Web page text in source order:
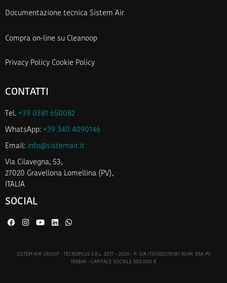
Documentazione tecnica Sistem Air
Compra on-line su Cleanoop
Privacy Policy Cookie Policy
CONTATTI
Tel. +39 0381 650082
WhatsApp: +39 340 4090146
Email: info@sistemair.it
Via Cilavegna, 53,
27020 Gravellona Lomellina (PV),
ITALIA
SOCIAL
SISTEM AIR GROUP - TECNOPLUS S.R.L. 2017 – 2026 - P. IVA IT01432070181 NUM. REA PV
185869 - CAPITALE SOCIALE 500.000 €